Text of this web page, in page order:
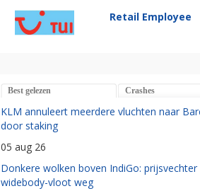
Retail Employee
Best gelezen Crashes
KLM annuleert meerdere vluchten naar
door staking
05 aug 26
Donkere wolken boven IndiGo:
widebody-vloot weg